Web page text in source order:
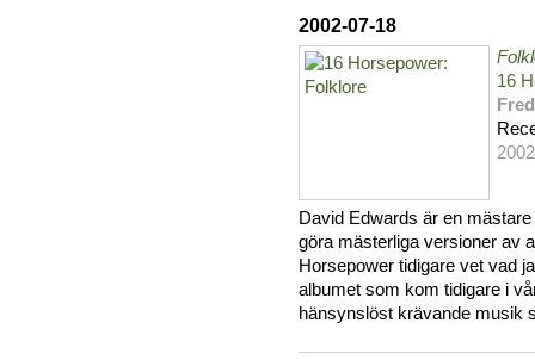
2002-07-18
16
David Edwards är en
göra mästerliga versioner av
Horsepower tidigare vet vad
albumet som kom tidigare i
hänsynslöst krävande musik